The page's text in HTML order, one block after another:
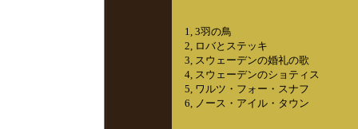
1, 3羽の鳥
2, ロバとステッキ
3, スウェーデンの婚礼の歌
4, スウェーデンのショティス
5, ワルツ・フォー・スナフ
6, ノース・アイル・タウン